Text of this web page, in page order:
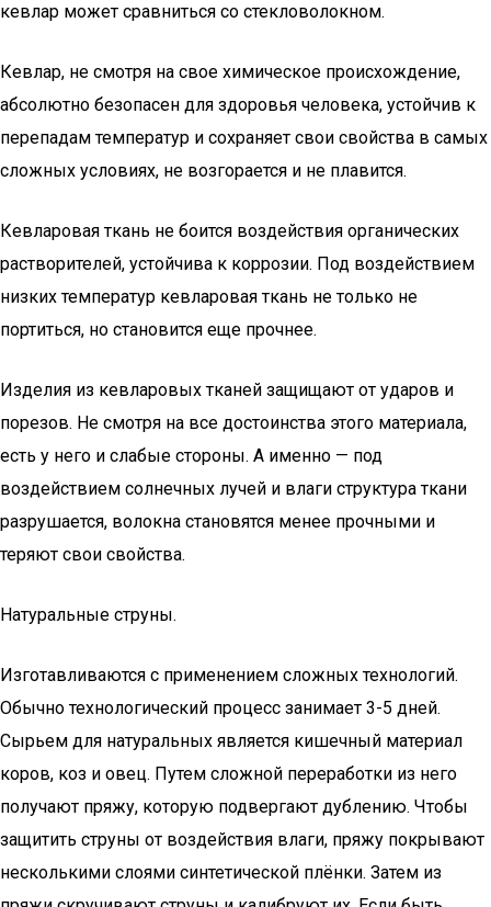
кевлар может сравниться со стекловолокном.
Кевлар, не смотря на свое химическое происхождение,
абсолютно безопасен для здоровья человека, устойчив к
перепадам температур и сохраняет свои свойства в самых
сложных условиях, не возгорается и не плавится.
Кевларовая ткань не боится воздействия органических
растворителей, устойчива к коррозии. Под воздействием
низких температур кевларовая ткань не только не
портиться, но становится еще прочнее.
Изделия из кевларовых тканей защищают от ударов и
порезов. Не смотря на все достоинства этого материала,
есть у него и слабые стороны. А именно — под
воздействием солнечных лучей и влаги структура ткани
разрушается, волокна становятся менее прочными и
теряют свои свойства.
Натуральные струны.
Изготавливаются с применением сложных технологий.
Обычно технологический процесс занимает 3-5 дней.
Сырьем для натуральных является кишечный материал
коров, коз и овец. Путем сложной переработки из него
получают пряжу, которую подвергают дублению. Чтобы
защитить струны от воздействия влаги, пряжу покрывают
несколькими слоями синтетической плёнки. Затем из